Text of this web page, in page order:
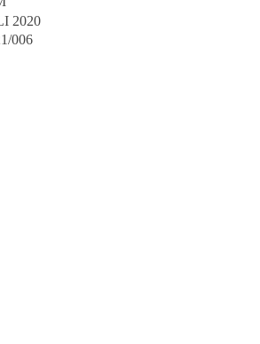
2020
006